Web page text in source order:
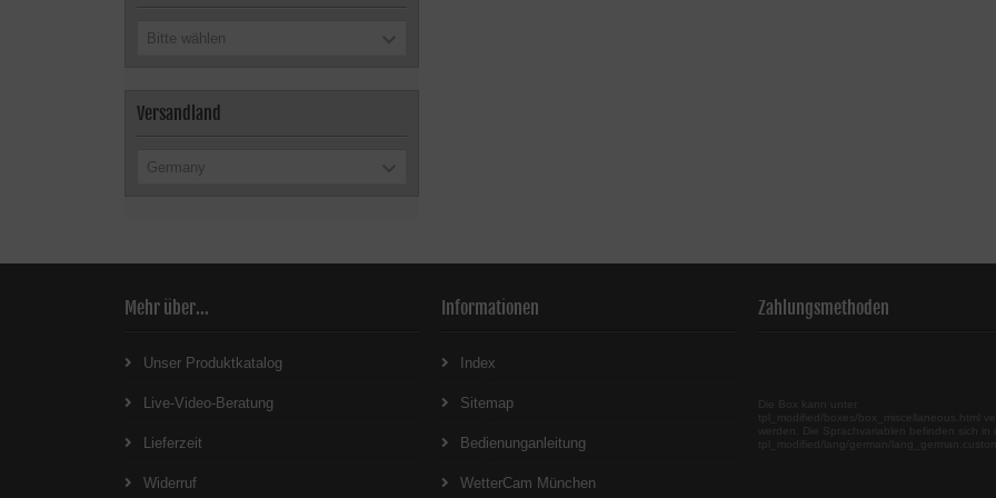
Bitte wählen
Versandland
Germany
Mehr über...
Unser Produktkatalog
Live-Video-Beratung
Lieferzeit
Widerruf
Informationen
Index
Sitemap
Bedienunganleitung
WetterCam München
Zahlungsmethoden
Die Box kann unter
tpl_modified/boxes/box_miscellaneous.html
werden. Die Sprachvariablen befinden sich in